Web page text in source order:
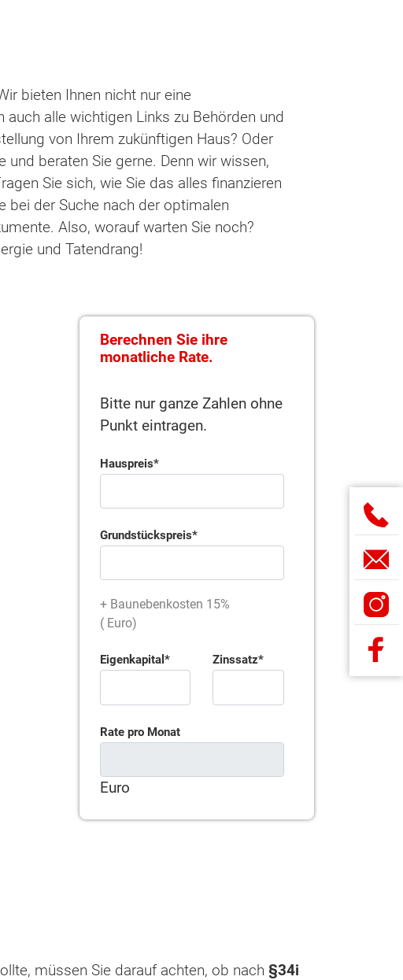
bieten Ihnen nicht nur eine
alle wichtigen Links zu Behörden und
von Ihrem zukünftigen Haus? Oder
beraten Sie gerne. Denn wir wissen,
Sie sich, wie Sie das alles finanzieren
bei der Suche nach der optimalen
Also, worauf warten Sie noch?
und Tatendrang!
Berechnen Sie ihre
monatliche Rate.
Bitte nur ganze Zahlen ohne
Punkt eintragen.
Hauspreis
Grundstückspreis
+ Baunebenkosten 15%
(Euro)
Eigenkapital Zinssatz
Rate pro Monat
Euro
müssen Sie darauf achten, ob nach §34i